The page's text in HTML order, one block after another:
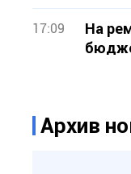
17:09
На
Архив